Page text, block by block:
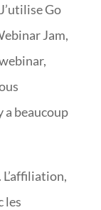
Go
Jam,
a beaucoup
L’affiliation,
les